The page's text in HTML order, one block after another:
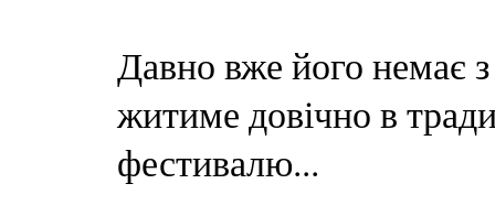
Давно вже його немає
житиме довічно в
фестивалю...